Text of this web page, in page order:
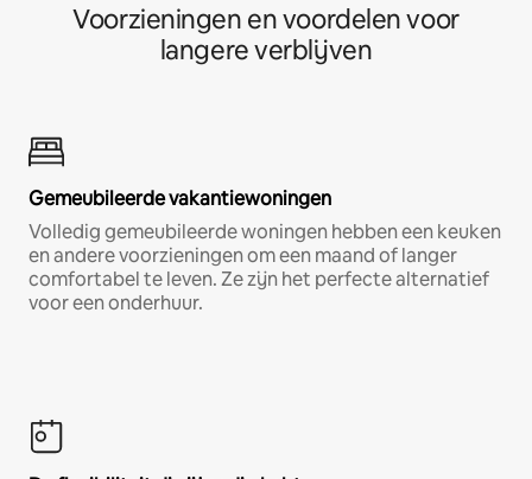
Voorzieningen en voordelen voor
langere verblijven
Gemeubileerde vakantiewoningen
Volledig gemeubileerde woningen hebben een keuken
en andere voorzieningen om een maand of langer
comfortabel te leven. Ze zijn het perfecte alternatief
voor een onderhuur.